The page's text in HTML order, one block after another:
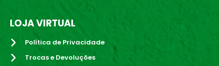
LOJA VIRTUAL
Política de Privacidade
Trocas e Devoluções